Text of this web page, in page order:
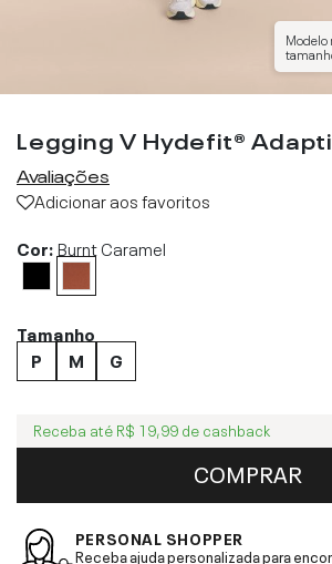
Modelo
Legging V Hydefit®
Avaliações
Adicionar aos favoritos
Cor:Burnt Caramel
Tamanho
P
M G
Receba até R$ 19,99 de cashback
COMPRAR
PERSONAL SHOPPER
Receba ajuda personalizada para